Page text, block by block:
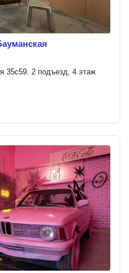
35с59. 2 подъезд, 4 этаж